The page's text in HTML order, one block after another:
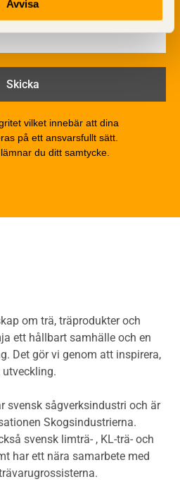
Avvisa
verksamhetsklasser
och konstruktioner
sprinkler
märkning
- generellt
utomhuskonstruktioner
vilket innebär att dina
på ett ansvarsfullt sätt.
du ditt samtycke.
om trä, träprodukter och
ett hållbart samhälle och en
Det gör vi genom att inspirera,
svensk sågverksindustri och är
Skogsindustrierna.
svensk limträ- , KL-trä- och
har ett nära samarbete med